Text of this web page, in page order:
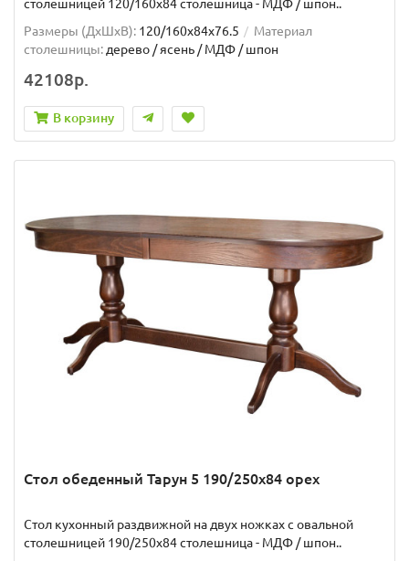
столешницей 120/160х84 столешница - МДФ / шпон..
Размеры (ДхШxВ): 120/160х84х76.5
Материал
столешницы: дерево / ясень / МДФ / шпон
42108р.
В корзину
Стол обеденный Тарун 5 190/250х84 орех
Стол кухонный раздвижной на двух ножках с овальной
столешницей 190/250х84 столешница - МДФ / шпон..